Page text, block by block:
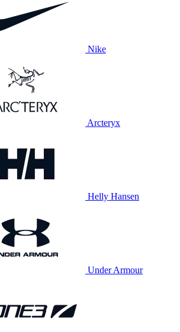
Nike
Arcteryx
Helly Hansen
Under Armour